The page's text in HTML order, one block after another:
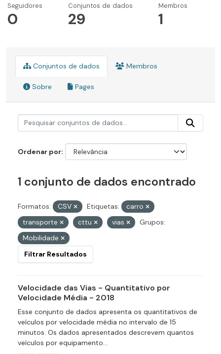
Seguidores
0
Conjuntos de dados
29
Membros
1
Conjuntos de dados Membros
Sobre Pages
Ordenar por
1 conjunto de dados encontrado
Formatos: CSV Etiquetas:
carro
transporte
cttu vias
Grupos:
Mobilidade
Filtrar Resultados
Velocidade das Vias - Quantitativo por
Velocidade Média - 2018
Esse conjunto de dados apresenta os quantitativos de
veículos por velocidade média no intervalo de 15
minutos. Os dados apresentados descrevem quantos
veículos por equipamento...